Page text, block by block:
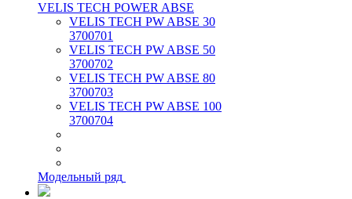
VELIS TECH POWER ABSE
VELIS TECH PW ABSE 30
3700701
VELIS TECH PW ABSE 50
3700702
VELIS TECH PW ABSE 80
3700703
VELIS TECH PW ABSE 100
3700704
Модельный ряд